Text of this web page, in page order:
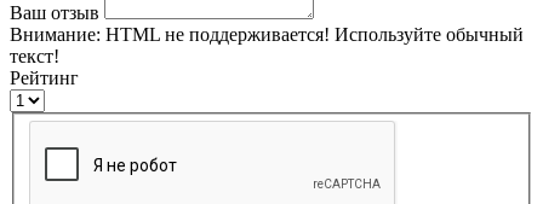
Ваш отзыв
Внимание: HTML не поддерживается! Используйте обычный
текст!
Рейтинг